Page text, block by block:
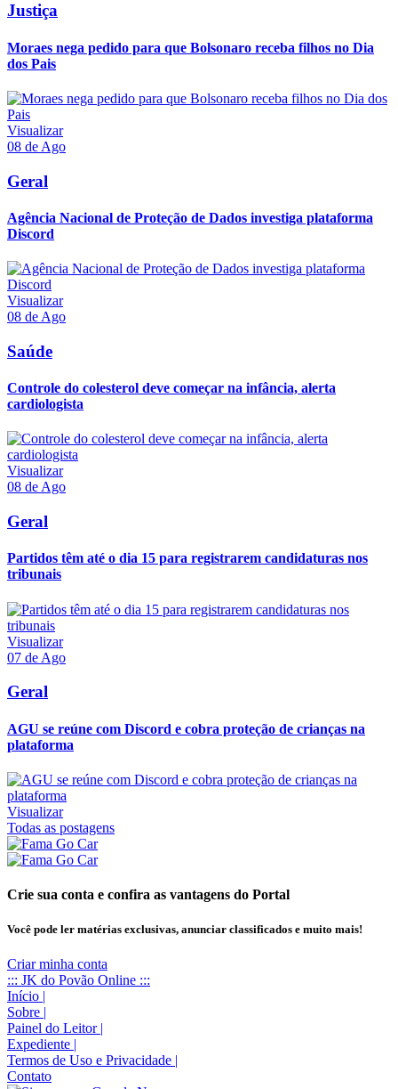
Justiça
Moraes nega pedido para que Bolsonaro receba filhos no Dia
dos Pais
Visualizar
08 de Ago
Geral
Agência Nacional de Proteção de Dados investiga plataforma
Discord
Visualizar
08 de Ago
Saúde
Controle do colesterol deve começar na infância, alerta
cardiologista
Visualizar
08 de Ago
Geral
Partidos têm até o dia 15 para registrarem candidaturas nos
tribunais
Visualizar
07 de Ago
Geral
AGU se reúne com Discord e cobra proteção de crianças na
plataforma
Visualizar
Todas as postagens
Crie sua conta e confira as vantagens do Portal
Você pode ler matérias exclusivas, anunciar classificados e muito mais!
Criar minha conta
::: JK do Povão Online :::
Início |
Sobre |
Painel do Leitor |
Expediente |
Termos de Uso e Privacidade |
Contato